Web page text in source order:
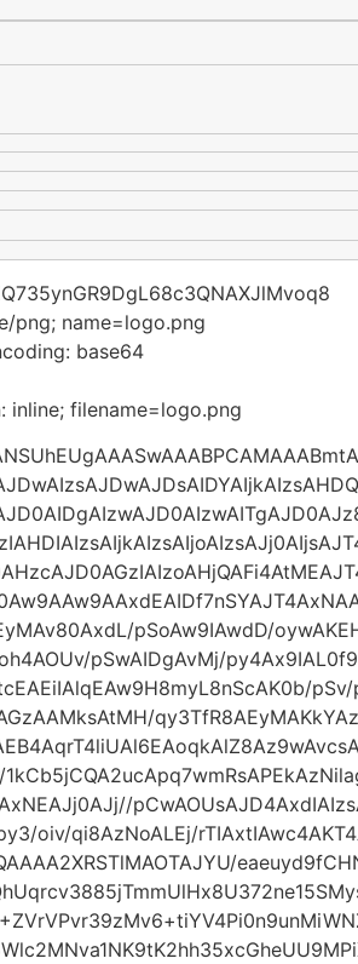
png; name=logo.png
base64
inline; filename=logo.png
pSoAw9IAwdD/
pSwAIDgAvMj/
oiv/qi8AzNoALEj/